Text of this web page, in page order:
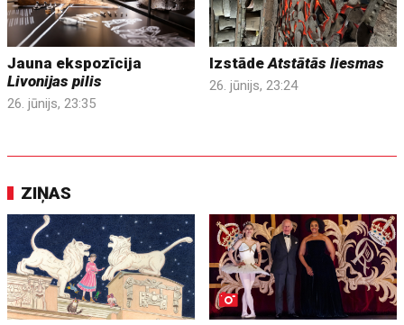
Jauna ekspozīcija
Livonijas pilis
26. jūnijs, 23:35
IzstādeAtstātās liesmas
26. jūnijs, 23:24
ZIŅAS